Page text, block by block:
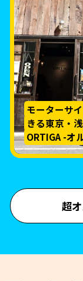
モーターサ
きる東京・
ORTIGA -オ
超